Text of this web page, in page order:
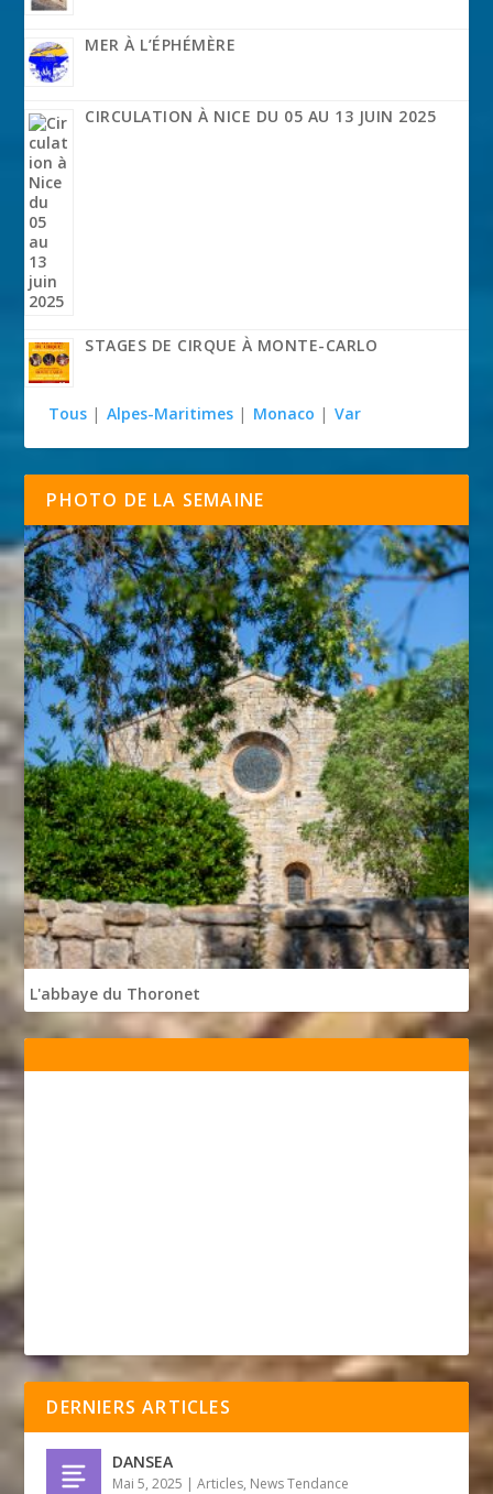
MER À L’ÉPHÉMÈRE
CIRCULATION À NICE DU 05 AU 13 JUIN 2025
STAGES DE CIRQUE À MONTE-CARLO
Tous | Alpes-Maritimes | Monaco | Var
PHOTO DE LA SEMAINE
L'abbaye du Thoronet
DERNIERS ARTICLES
DANSEA
Mai 5, 2025 |Articles, News Tendance